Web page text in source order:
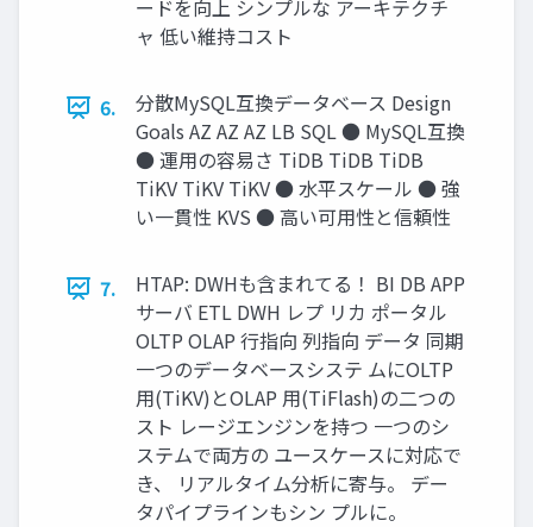
ードを向上 シンプルな アーキテクチ
ャ 低い維持コスト
6.
分散MySQL互換データベース Design
Goals AZ AZ AZ LB SQL ● MySQL互換
● 運用の容易さ TiDB TiDB TiDB
TiKV TiKV TiKV ● 水平スケール ● 強
い一貫性 KVS ● 高い可用性と信頼性
7.
HTAP: DWHも含まれてる！ BI DB APP
サーバ ETL DWH レプ リカ ポータル
OLTP OLAP 行指向 列指向 データ 同期
⼀つのデータベースシステ ムにOLTP
⽤(TiKV)とOLAP ⽤(TiFlash)の⼆つの
スト レージエンジンを持つ ⼀つのシ
ステムで両⽅の ユースケースに対応で
き、 リアルタイム分析に寄与。 デー
タパイプラインもシン プルに。